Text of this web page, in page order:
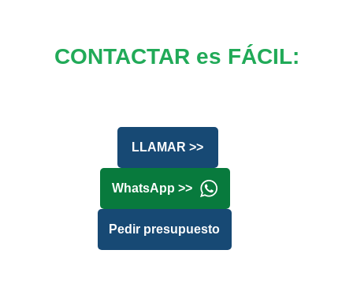
CONTACTAR es FÁCIL:
LLAMAR >>
WhatsApp >>
Pedir presupuesto